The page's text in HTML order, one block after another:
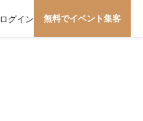
ログイン 無料でイベント集客